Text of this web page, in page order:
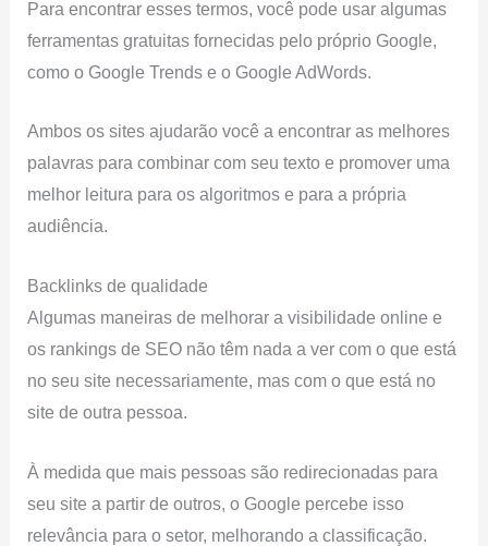
Para encontrar esses termos, você pode usar algumas
ferramentas gratuitas fornecidas pelo próprio Google,
como o Google Trends e o Google AdWords.
Ambos os sites ajudarão você a encontrar as melhores
palavras para combinar com seu texto e promover uma
melhor leitura para os algoritmos e para a própria
audiência.
Backlinks de qualidade
Algumas maneiras de melhorar a visibilidade online e
os rankings de SEO não têm nada a ver com o que está
no seu site necessariamente, mas com o que está no
site de outra pessoa.
À medida que mais pessoas são redirecionadas para
seu site a partir de outros, o Google percebe isso
relevância para o setor, melhorando a classificação.